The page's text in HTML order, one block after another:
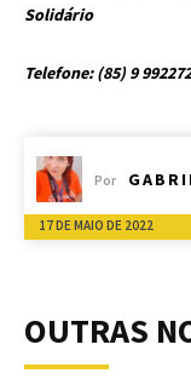
Solidário
Telefone: (85) 9
Por
17 DE MAIO DE 2022
OUTRAS